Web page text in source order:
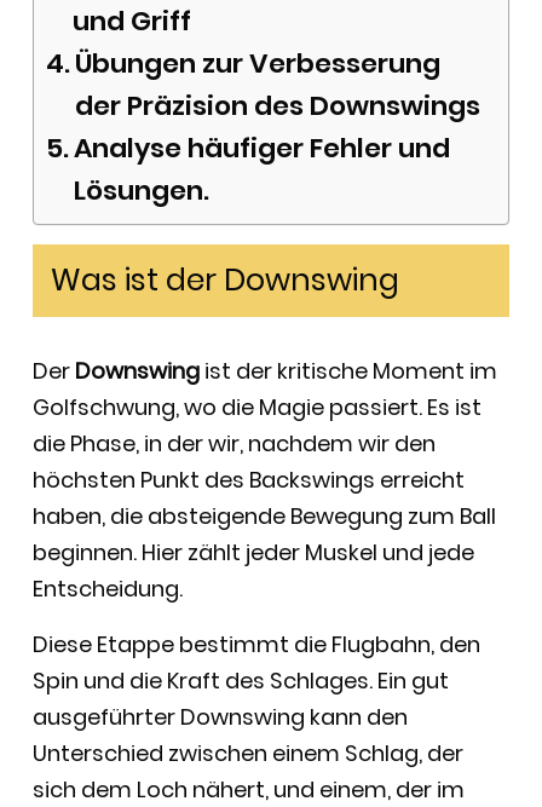
und Griff
Übungen zur Verbesserung
der Präzision des Downswings
Analyse häufiger Fehler und
Lösungen.
Was ist der Downswing
Der Downswing ist der kritische Moment im
Golfschwung, wo die Magie passiert. Es ist
die Phase, in der wir, nachdem wir den
höchsten Punkt des Backswings erreicht
haben, die absteigende Bewegung zum Ball
beginnen. Hier zählt jeder Muskel und jede
Entscheidung.
Diese Etappe bestimmt die Flugbahn, den
Spin und die Kraft des Schlages. Ein gut
ausgeführter Downswing kann den
Unterschied zwischen einem Schlag, der
sich dem Loch nähert, und einem, der im